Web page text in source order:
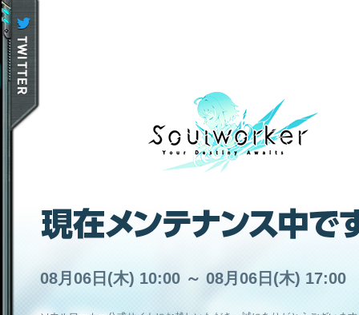
08月06日(木) 10:00 ～ 08月06日(木) 17:00